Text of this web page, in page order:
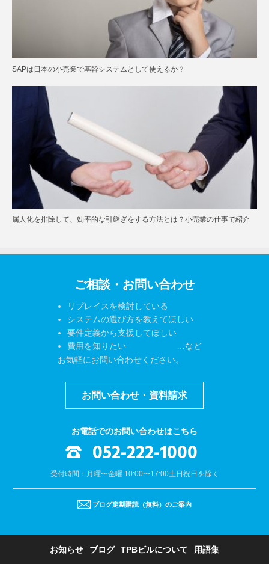
SAPは日本の小売業で基幹システムとして使えるか？
属人化を排除して、効率的な引継ぎをする方法とは？小売業の仕事で紹介
ご相談・お問い合わせ
リプレイスを検討している
システムの選び方を教えてほしい
要件定義から支援してほしい
費用を知りたい …など
お気軽にお問い合わせください。
お問い合わせ・資料請求
お電話でのお問い合わせはこちら
052-222-1000
受付時間：月曜〜金曜 10:00〜17:00土日祝日を除く
ブログ定期購読（無料）のご案内
お知らせ ブログ TPBビルについて 用語集